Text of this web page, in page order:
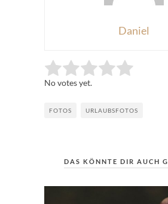
Daniel
Rate this item: Submit
No votes yet.
FOTOS URLAUBSFOTOS
DAS KÖNNTE DIR AUCH